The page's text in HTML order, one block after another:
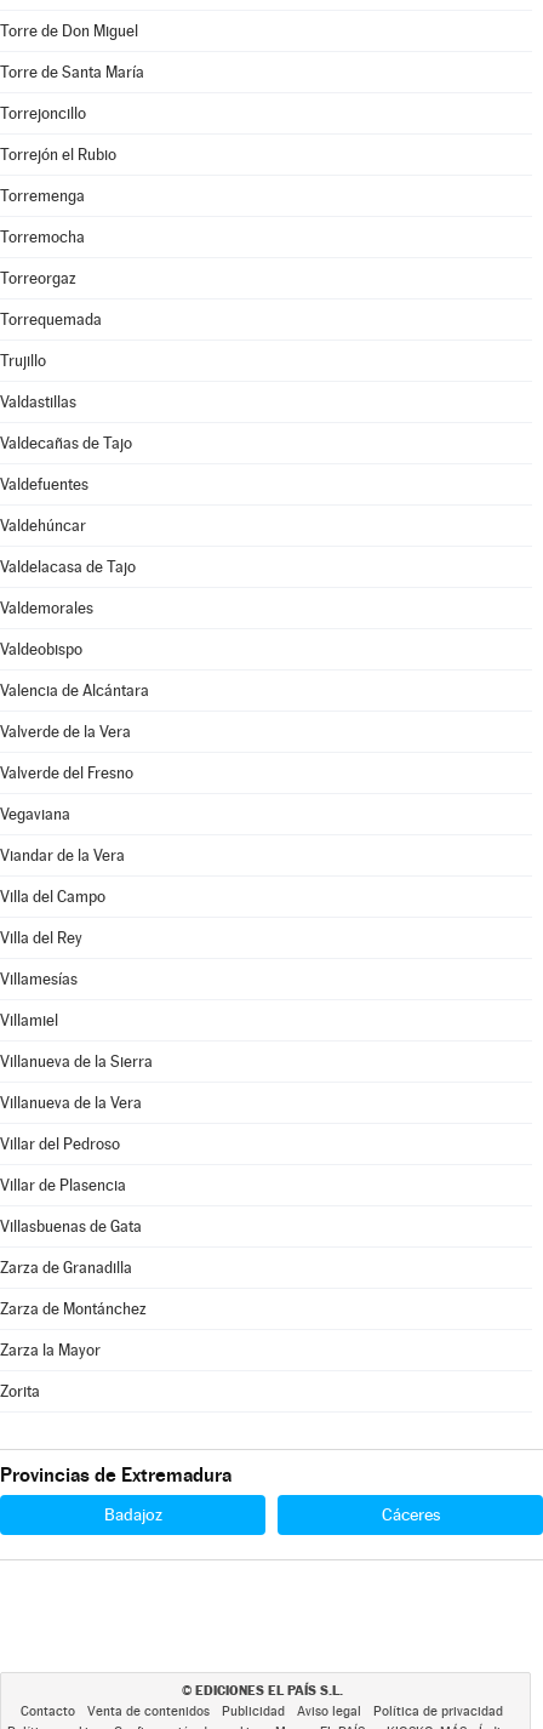
Torre de Don Miguel
Torre de Santa María
Torrejoncillo
Torrejón el Rubio
Torremenga
Torremocha
Torreorgaz
Torrequemada
Trujillo
Valdastillas
Valdecañas de Tajo
Valdefuentes
Valdehúncar
Valdelacasa de Tajo
Valdemorales
Valdeobispo
Valencia de Alcántara
Valverde de la Vera
Valverde del Fresno
Vegaviana
Viandar de la Vera
Villa del Campo
Villa del Rey
Villamesías
Villamiel
Villanueva de la Sierra
Villanueva de la Vera
Villar del Pedroso
Villar de Plasencia
Villasbuenas de Gata
Zarza de Granadilla
Zarza de Montánchez
Zarza la Mayor
Zorita
Provincias de Extremadura
Badajoz Cáceres
© EDICIONES EL PAÍS S.L.
Contacto Venta de contenidos Publicidad Aviso legal
Política de privacidad